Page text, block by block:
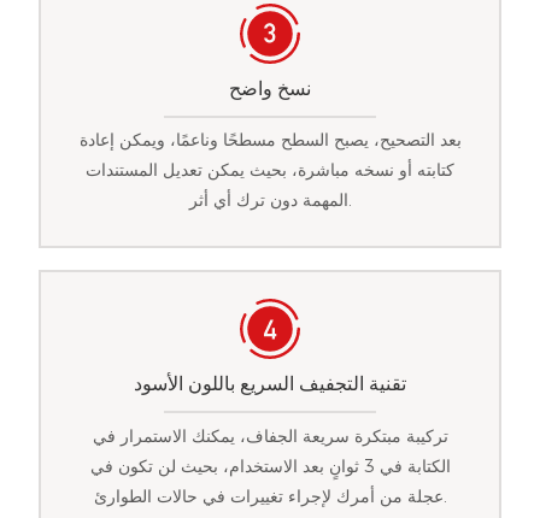
نسخ واضح
بعد التصحيح، يصبح السطح مسطحًا وناعمًا، ويمكن إعادة
كتابته أو نسخه مباشرة، بحيث يمكن تعديل المستندات
المهمة دون ترك أي أثر.
تقنية التجفيف السريع باللون الأسود
تركيبة مبتكرة سريعة الجفاف، يمكنك الاستمرار في
الكتابة في 3 ثوانٍ بعد الاستخدام، بحيث لن تكون في